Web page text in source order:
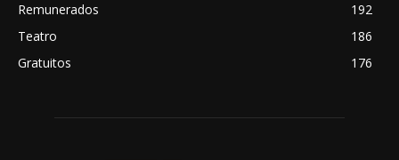
Remunerados
192
Teatro
186
Gratuitos
176